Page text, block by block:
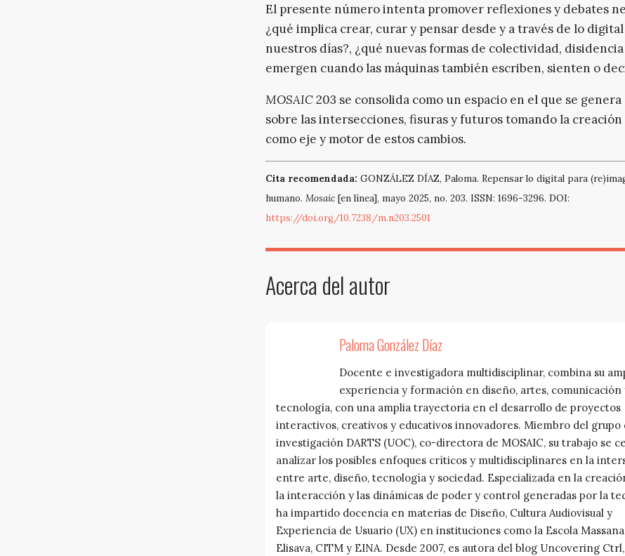
El presente número intenta promover reflexiones y debates
¿qué implica crear, curar y pensar desde y a través de lo
nuestros días?, ¿qué nuevas formas de colectividad,
emergen cuando las máquinas también escriben, sienten o
MOSAIC203 se consolida como un espacio en el que se
sobre las intersecciones, fisuras y futuros tomando la
como eje y motor de estos cambios.
Cita recomendada: GONZÁLEZ DÍAZ, Paloma. Repensar lo digital para
humano. Mosaic [en línea], mayo 2025, no. 203. ISSN: 1696-3296. DOI:
https://doi.org/10.7238/m.n203.2501
Acerca del autor
Paloma González Díaz
Docente e investigadora multidisciplinar, combina su
experiencia y formación en diseño, artes, comunicación
tecnología, con una amplia trayectoria en el desarrollo de proyectos
interactivos, creativos y educativos innovadores. Miembro del grupo
investigación DARTS (UOC), co-directora de MOSAIC, su trabajo se
analizar los posibles enfoques críticos y multidisciplinares en la
entre arte, diseño, tecnología y sociedad. Especializada en la
la interacción y las dinámicas de poder y control generadas por la
ha impartido docencia en materias de Diseño, Cultura Audiovisual y
Experiencia de Usuario (UX) en instituciones como la Escola
Elisava, CITM y EINA. Desde 2007, es autora del blog Uncovering Ctrl,